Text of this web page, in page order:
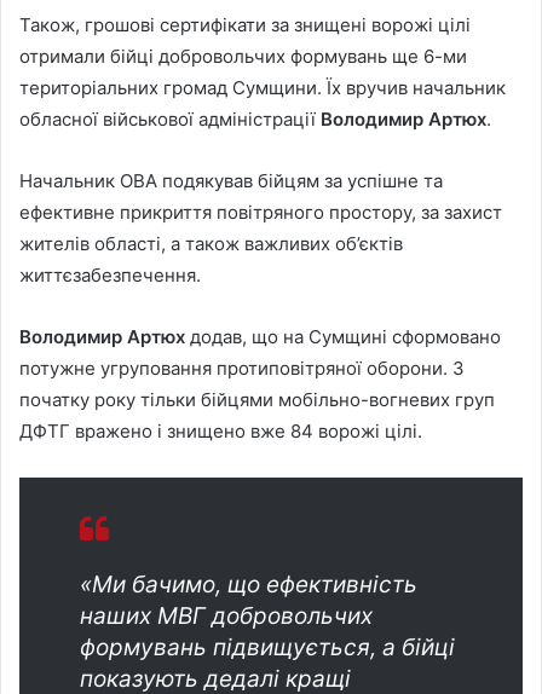
Також, грошові сертифікати за знищені ворожі цілі
отримали бійці добровольчих формувань ще 6-ми
територіальних громад Сумщини. Їх вручив начальник
обласної військової адміністрації Володимир Артюх.
Начальник ОВА подякував бійцям за успішне та
ефективне прикриття повітряного простору, за захист
жителів області, а також важливих об’єктів
життєзабезпечення.
Володимир Артюх додав, що на Сумщині сформовано
потужне угруповання протиповітряної оборони. З
початку року тільки бійцями мобільно-вогневих груп
ДФТГ вражено і знищено вже 84 ворожі цілі.
«Ми бачимо, що ефективність
наших МВГ добровольчих
формувань підвищується, а бійці
показують дедалі кращі